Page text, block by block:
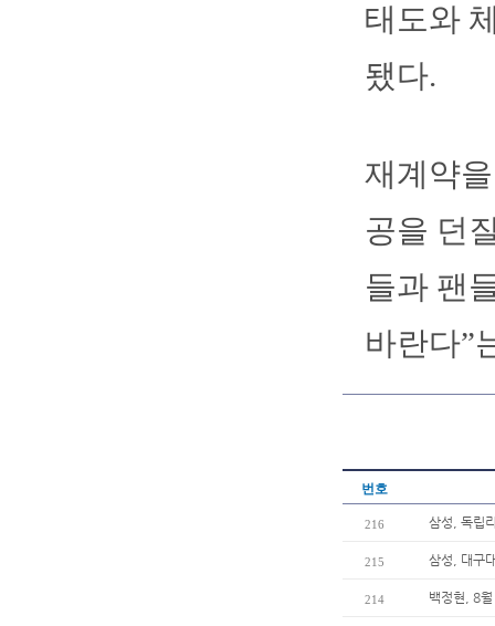
태도와
됐다.
재계약
공을 던
들과 팬
바란다”
번호
216 삼성, 독립
215 삼성, 대구
214 백정현, 8